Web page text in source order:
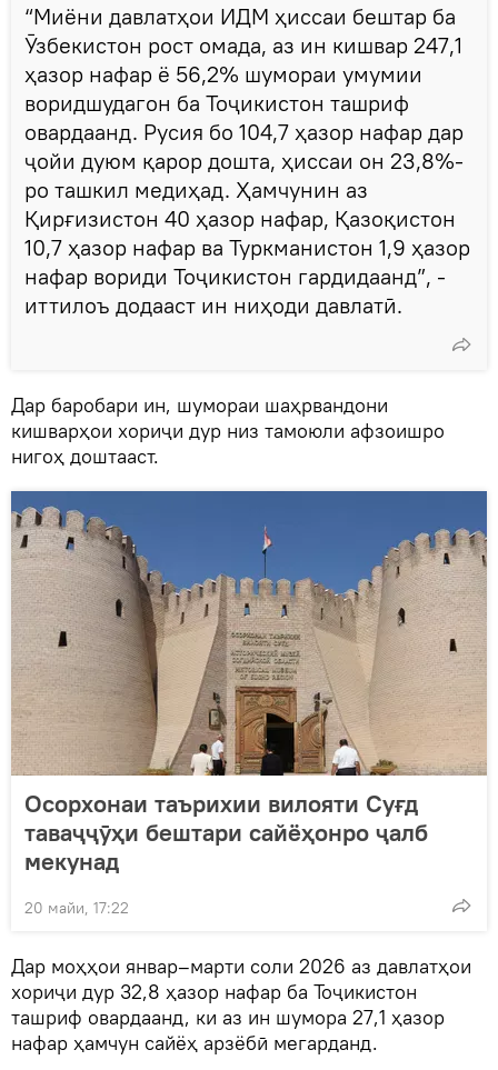
“Миёни давлатҳои ИДМ ҳиссаи бештар ба
Ӯзбекистон рост омада, аз ин кишвар 247,1
ҳазор нафар ё 56,2% шумораи умумии
воридшудагон ба Тоҷикистон ташриф
овардаанд. Русия бо 104,7 ҳазор нафар дар
ҷойи дуюм қарор дошта, ҳиссаи он 23,8%-
ро ташкил медиҳад. Ҳамчунин аз
Қирғизистон 40 ҳазор нафар, Қазоқистон
10,7 ҳазор нафар ва Туркманистон 1,9 ҳазор
нафар вориди Тоҷикистон гардидаанд”, -
иттилоъ додааст ин ниҳоди давлатӣ.
Дар баробари ин, шумораи шаҳрвандони
кишварҳои хориҷи дур низ тамоюли афзоишро
нигоҳ доштааст.
Осорхонаи таърихии вилояти Суғд
таваҷҷӯҳи бештари сайёҳонро ҷалб
мекунад
20 майи, 17:22
Дар моҳҳои январ–марти соли 2026 аз давлатҳои
хориҷи дур 32,8 ҳазор нафар ба Тоҷикистон
ташриф овардаанд, ки аз ин шумора 27,1 ҳазор
нафар ҳамчун сайёҳ арзёбӣ мегарданд.